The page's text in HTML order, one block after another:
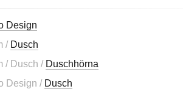
Design
/ Dusch
/ Dusch / Duschhörna
Design / Dusch